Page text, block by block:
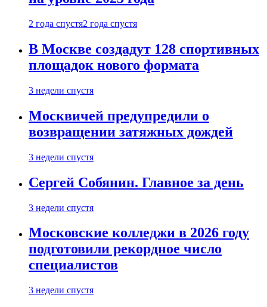
2 года спустя2 года спустя
В Москве создадут 128 спортивных
площадок нового формата
3 недели спустя
Москвичей предупредили о
возвращении затяжных дождей
3 недели спустя
Сергей Собянин. Главное за день
3 недели спустя
Московские колледжи в 2026 году
подготовили рекордное число
специалистов
3 недели спустя